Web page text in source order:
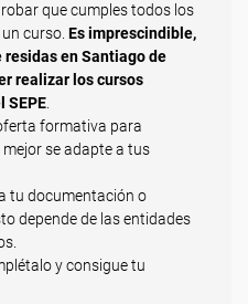
que cumples todos los
curso. Es imprescindible,
residas en Santiago de
realizar los cursos
SEPE
formativa para
se adapte a tus
tu documentación o
depende de las entidades
y consigue tu